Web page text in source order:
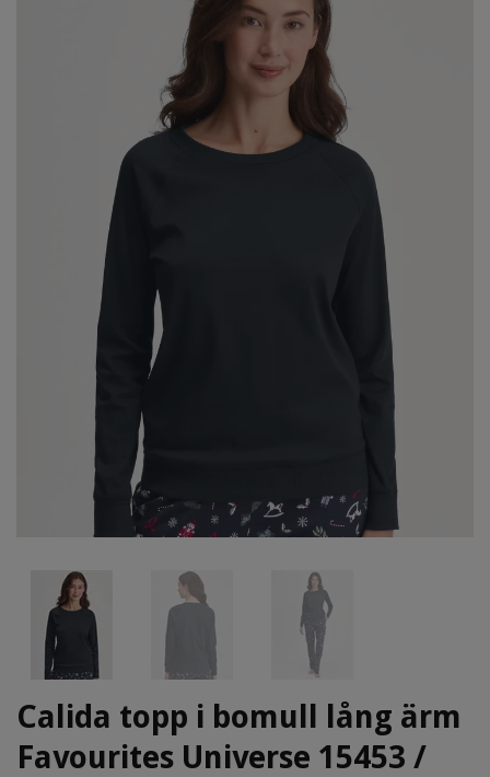
Calida topp i bomull lång ärm
Favourites Universe 15453 /